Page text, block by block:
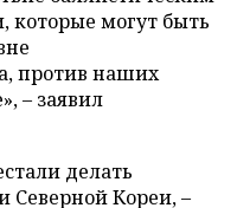
которые могут быть
против наших
– заявил
делать
Северной Кореи, –